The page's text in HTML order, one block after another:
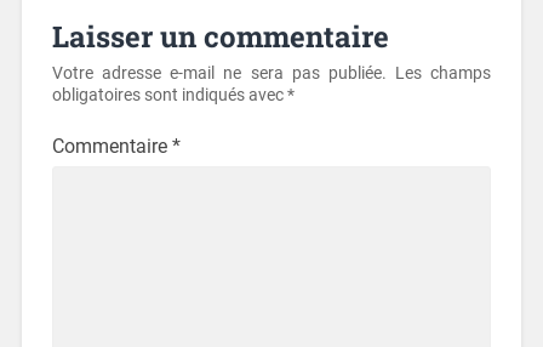
Laisser un commentaire
Votre adresse e-mail ne sera pas publiée. Les champs
obligatoires sont indiqués avec*
Commentaire *